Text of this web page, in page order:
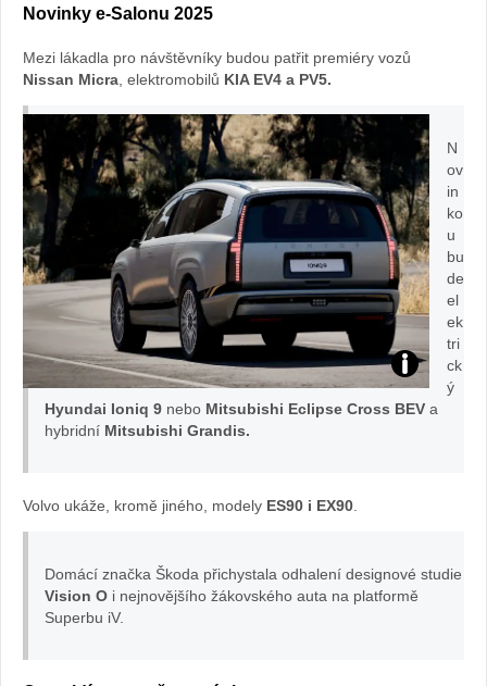
Novinky e-Salonu 2025
Mezi lákadla pro návštěvníky budou patřit premiéry vozů
Nissan Micra , elektromobilů KIA EV4 a PV5.
Ioniq
N
ov
in
ko
u
bu
de
el
ek
tri
ck
ý
Hyundai Ioniq 9 nebo Mitsubishi Eclipse Cross BEV a
hybridní Mitsubishi Grandis.
Volvo ukáže, kromě jiného, modely ES90 i EX90
Domácí značka Škoda přichystala odhalení designové studie
Vision O i nejnovějšího žákovského auta na platformě
Superbu iV.